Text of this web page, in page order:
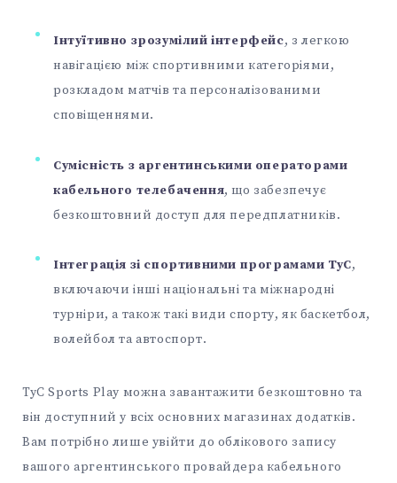
Інтуїтивно зрозумілий інтерфейс, з легкою
навігацією між спортивними категоріями,
розкладом матчів та персоналізованими
сповіщеннями.
Сумісність з аргентинськими операторами
кабельного телебачення, що забезпечує
безкоштовний доступ для передплатників.
Інтеграція зі спортивними програмами TyC,
включаючи інші національні та міжнародні
турніри, а також такі види спорту, як баскетбол,
волейбол та автоспорт.
TyC Sports Play можна завантажити безкоштовно та
він доступний у всіх основних магазинах додатків.
Вам потрібно лише увійти до облікового запису
вашого аргентинського провайдера кабельного